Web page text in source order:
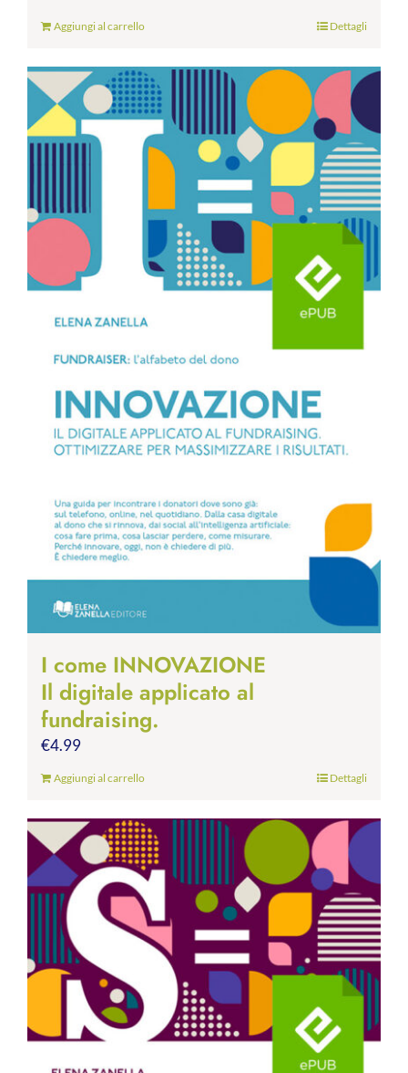
Aggiungi al carrello Dettagli
I come INNOVAZIONE
Il digitale applicato al
fundraising.
€4.99
Aggiungi al carrello Dettagli